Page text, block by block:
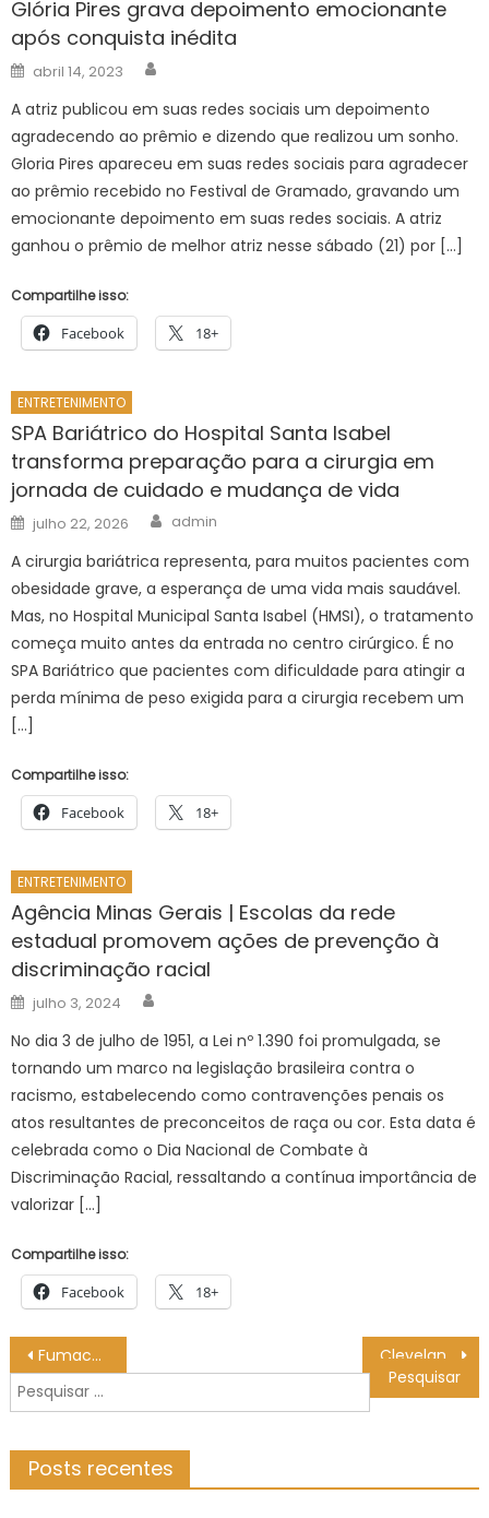
Glória Pires grava depoimento emocionante
após conquista inédita
Posted
on
abril 14, 2023
A atriz publicou em suas redes sociais um depoimento
agradecendo ao prêmio e dizendo que realizou um sonho.
Gloria Pires apareceu em suas redes sociais para agradecer
ao prêmio recebido no Festival de Gramado, gravando um
emocionante depoimento em suas redes sociais. A atriz
ganhou o prêmio de melhor atriz nesse sábado (21) por […]
Compartilhe isso:
Facebook 18+
ENTRETENIMENTO
SPA Bariátrico do Hospital Santa Isabel
transforma preparação para a cirurgia em
jornada de cuidado e mudança de vida
Posted
on
julho 22, 2026 Author
admin
A cirurgia bariátrica representa, para muitos pacientes com
obesidade grave, a esperança de uma vida mais saudável.
Mas, no Hospital Municipal Santa Isabel (HMSI), o tratamento
começa muito antes da entrada no centro cirúrgico. É no
SPA Bariátrico que pacientes com dificuldade para atingir a
perda mínima de peso exigida para a cirurgia recebem um
[…]
Compartilhe isso:
Facebook 18+
ENTRETENIMENTO
Agência Minas Gerais | Escolas da rede
estadual promovem ações de prevenção à
discriminação racial
Posted
on
julho 3, 2024
No dia 3 de julho de 1951, a Lei nº 1.390 foi promulgada, se
tornando um marco na legislação brasileira contra o
racismo, estabelecendo como contravenções penais os
atos resultantes de preconceitos de raça ou cor. Esta data é
celebrada como o Dia Nacional de Combate à
Discriminação Racial, ressaltando a contínua importância de
valorizar […]
Compartilhe isso:
Facebook 18+
Navegação
de
Post
Fumacê percorre quatro bairros em Campo Grande nesta terça-feira (06) – CGNotícias
Pesquisar
por:
Posts recentes